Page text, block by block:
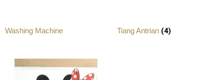
Washing Machine Tiang Antrian (4)